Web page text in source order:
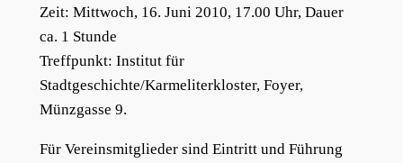
Zeit: Mittwoch, 16. Juni 2010, 17.00 Uhr, Dauer
ca. 1 Stunde
Treffpunkt: Institut für
Stadtgeschichte/Karmeliterkloster, Foyer,
Münzgasse 9.
Für Vereinsmitglieder sind Eintritt und Führung